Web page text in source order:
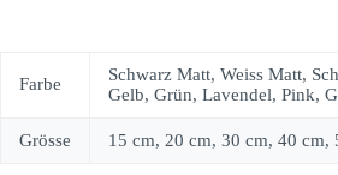
Farbe
Schwarz Matt, Weiss Matt,
Gelb, Grün, Lavendel, Pink,
Grösse 15 cm, 20 cm, 30 cm, 40 cm,